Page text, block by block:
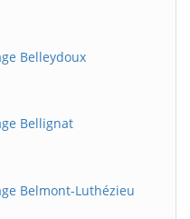
Belleydoux
Bellignat
Belmont-Luthézieu